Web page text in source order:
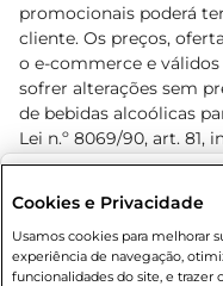
Rio de Janeiro (RJ)
promocionais poderá
cliente. Os preços,
o e-commerce e
sofrer alterações sem
de bebidas alcoólicas
Lei n.º 8069/90, art. 81,
Adolescente). Preços e
prévio. O valor mínimo
80,00.
Cookies e Privacidade
Usamos cookies para melhorar
experiência de navegação,
funcionalidades do site, e trazer